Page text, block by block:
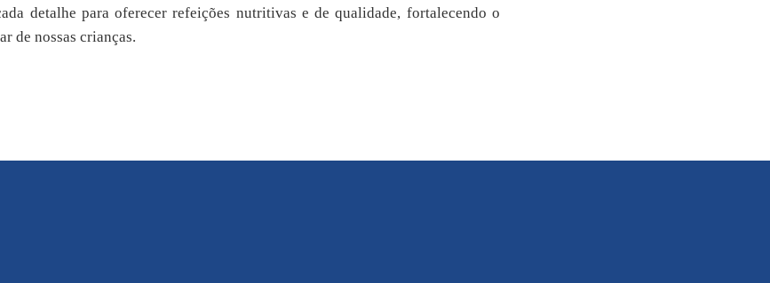
detalhe para oferecer refeições nutritivas e de qualidade, fortalecendo o
de nossas crianças.